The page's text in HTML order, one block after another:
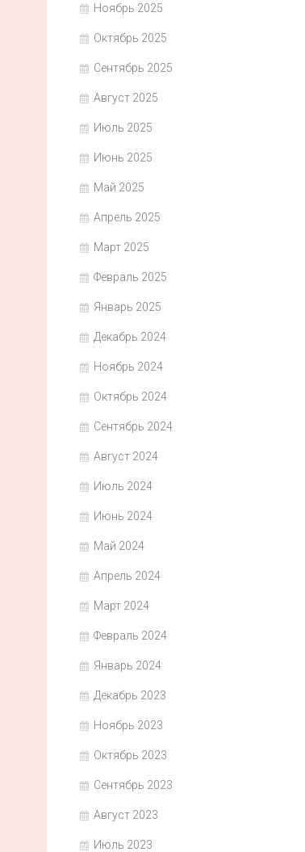
Ноябрь 2025
Октябрь 2025
Сентябрь 2025
Август 2025
Июль 2025
Июнь 2025
Май 2025
Апрель 2025
Март 2025
Февраль 2025
Январь 2025
Декабрь 2024
Ноябрь 2024
Октябрь 2024
Сентябрь 2024
Август 2024
Июль 2024
Июнь 2024
Май 2024
Апрель 2024
Март 2024
Февраль 2024
Январь 2024
Декабрь 2023
Ноябрь 2023
Октябрь 2023
Сентябрь 2023
Август 2023
Июль 2023